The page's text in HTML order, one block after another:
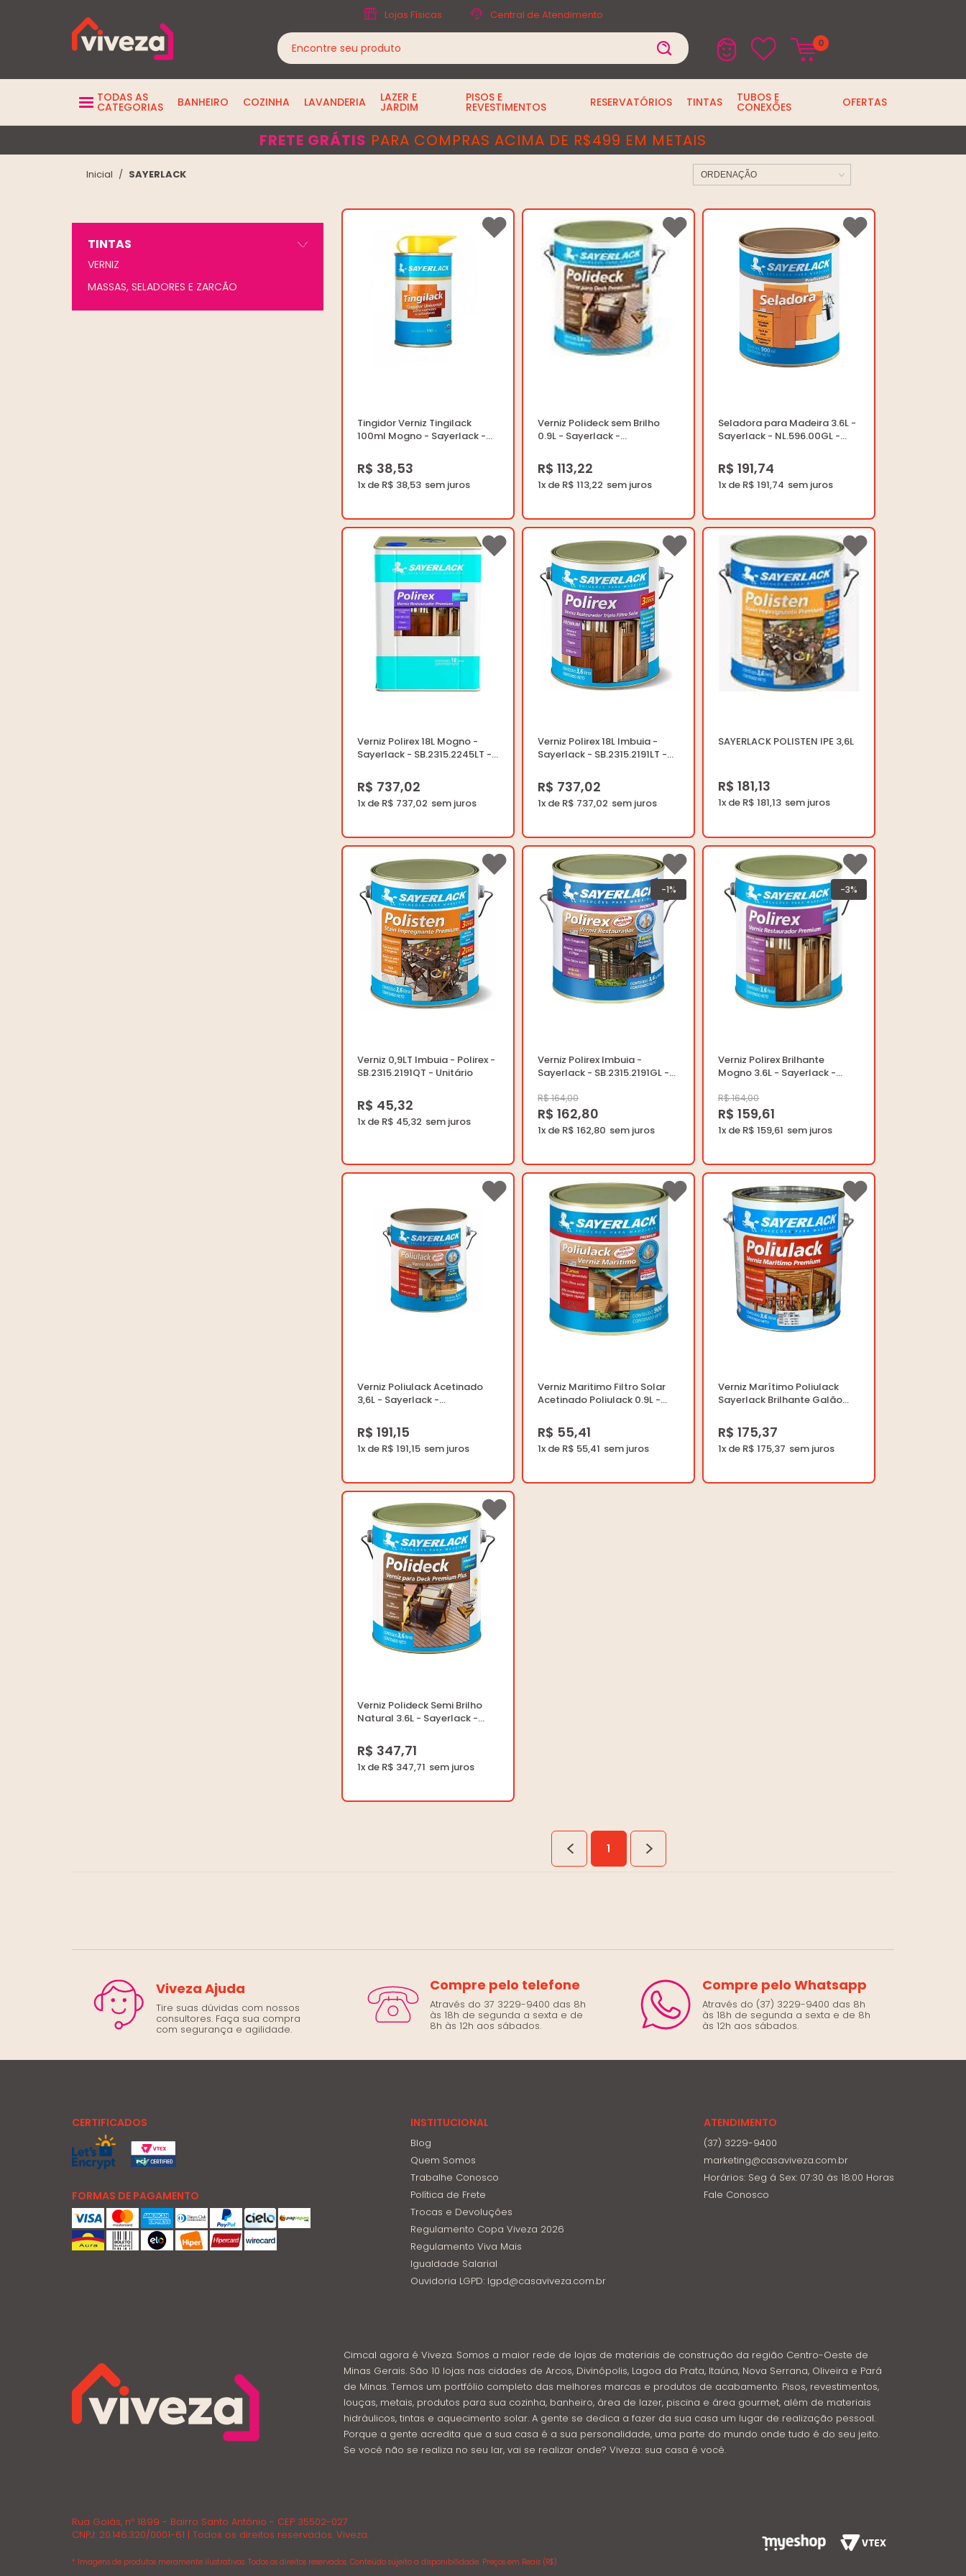
Lojas Físicas Central de Atendimento
0
TODAS AS
CATEGORIAS BANHEIRO COZINHA LAVANDERIA LAZER E
JARDIM
PISOS E
REVESTIMENTOS RESERVATÓRIOS TINTAS TUBOS E
CONEXÕES OFERTAS
FRETE GRÁTIS PARA COMPRAS ACIMA DE R$499 EM METAIS
SAYERLACK ORDENAÇÃO
TINTAS
VERNIZ
MASSAS, SELADORES E ZARCÃO
Tingidor Verniz Tingilack
100ml Mogno - Sayerlack -
R$ 38,53
1x de R$ 38,53
Verniz Polideck sem Brilho
0.9L - Sayerlack -
R$ 113,22
1x de R$ 113,22
Seladora para Madeira 3.6L -
Sayerlack - NL.596.00GL -
R$ 191,74
1x de R$ 191,74
Verniz Polirex 18L Mogno -
Sayerlack - SB.2315.2245LT -
R$ 737,02
1x de R$ 737,02
Verniz Polirex 18L Imbuia -
Sayerlack - SB.2315.2191LT -
R$ 737,02
1x de R$ 737,02
SAYERLACK POLISTEN IPE 3,6L
R$ 181,13
1x de R$ 181,13
Verniz 0,9LT Imbuia - Polirex -
SB.2315.2191QT - Unitário
R$ 45,32
1x de R$ 45,32
-1%
Verniz Polirex Imbuia -
Sayerlack - SB.2315.2191GL -
R$ 164,00
R$ 162,80
1x de R$ 162,80
-3%
Verniz Polirex Brilhante
Mogno 3.6L - Sayerlack -
R$ 164,00
R$ 159,61
1x de R$ 159,61
Verniz Poliulack Acetinado
3,6L - Sayerlack -
R$ 191,15
1x de R$ 191,15
Verniz Maritimo Filtro Solar
Acetinado Poliulack 0.9L -
Unitário
R$ 55,41
1x de R$ 55,41
Verniz Marítimo Poliulack
Sayerlack Brilhante Galão
Unitário
R$ 175,37
1x de R$ 175,37
Verniz Polideck Semi Brilho
Natural 3.6L - Sayerlack -
R$ 347,71
1x de R$ 347,71
1
Viveza Ajuda
Tire suas dúvidas com nossos
consultores. Faça sua compra
com segurança e agilidade.
Compre pelo telefone
Através do 37 3229-9400 das 8h
às 18h de segunda a sexta e de
8h às 12h aos sábados.
Compre pelo Whatsapp
Através do (37) 3229-9400 das 8h
às 18h de segunda a sexta e de 8h
às 12h aos sábados.
CERTIFICADOS
FORMAS DE PAGAMENTO
INSTITUCIONAL
Blog
Quem Somos
Trabalhe Conosco
Política de Frete
Trocas e Devoluções
Regulamento Copa Viveza 2026
Regulamento Viva Mais
Igualdade Salarial
Ouvidoria LGPD: lgpd@casaviveza.com.br
ATENDIMENTO
(37) 3229-9400
marketing@casaviveza.com.br
Horários: Seg á Sex: 07:30 ás 18:00 Horas
Fale Conosco
Cimcal agora é Viveza. Somos a maior rede de lojas de materiais de construção da região Centro-Oeste de
Minas Gerais. São 10 lojas nas cidades de Arcos, Divinópolis, Lagoa da Prata, Itaúna, Nova Serrana, Oliveira e Pará
de Minas. Temos um portfólio completo das melhores marcas e produtos de acabamento. Pisos, revestimentos,
louças, metais, produtos para sua cozinha, banheiro, área de lazer, piscina e área gourmet, além de materiais
hidráulicos, tintas e aquecimento solar. A gente se dedica a fazer da sua casa um lugar de realização pessoal.
Porque a gente acredita que a sua casa é a sua personalidade, uma parte do mundo onde tudo é do seu jeito.
Se você não se realiza no seu lar, vai se realizar onde? Viveza: sua casa é você.
Rua Goiás, nº 1899 - Bairro Santo Antônio - CEP 35502-027
CNPJ: 20.146.320/0001-61 | Todos os direitos reservados. Viveza.
* Imagens de produtos meramente ilustrativas. Todos os direitos reservados. Conteúdo sujeito a disponibilidade. Preços em Reais (R$)